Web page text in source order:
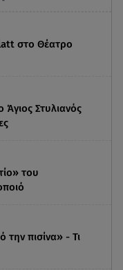
στο Θέατρο
Στυλιανός
του
πισίνα» - Τι